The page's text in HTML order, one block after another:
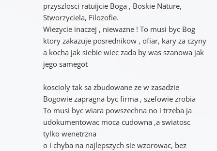
przyszlosci ratuijcie Boga , Boskie Nature,
Stworzyciela, Filozofie.
Wiezycie inaczej , niewazne ! To musi byc Bog
ktory zakazuje posrednikow , ofiar, kary za czyny
a kocha jak siebie wiec zada by was szanowa jak
jego samegot
koscioly tak sa zbudowane ze w zasadzie
Bogowie zapragna byc firma , szefowie zrobia
To musi byc wiara powszechna no i trzeba ja
udokumentowac moca cudowna ,a swiatosc
tylko wenetrzna
o i chyba na najlepszych sie wzorowac, bez